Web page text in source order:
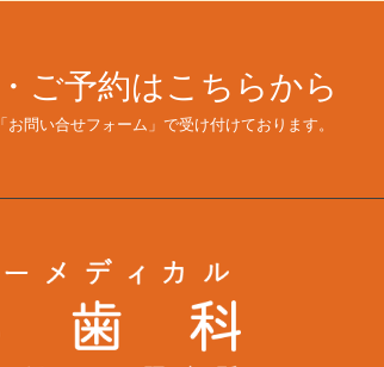
ご予約はこちらから
問い合せフォーム」で受け付けております。